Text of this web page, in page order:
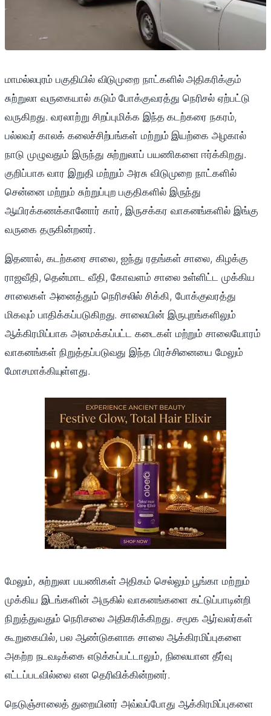
மாமல்லபுரம் பகுதியில் விடுமுறை நாட்களில் அதிகரிக்கும்
சுற்றுலா வருகையால் கடும் போக்குவரத்து நெரிசல் ஏற்பட்டு
வருகிறது. வரலாற்று சிறப்புமிக்க இந்த கடற்கரை நகரம்,
பல்லவர் காலக் கலைச்சிற்பங்கள் மற்றும் இயற்கை அழகால்
நாடு முழுவதும் இருந்து சுற்றுலாப் பயணிகளை ஈர்க்கிறது.
குறிப்பாக வார இறுதி மற்றும் அரசு விடுமுறை நாட்களில்
சென்னை மற்றும் சுற்றுப்புற பகுதிகளில் இருந்து
ஆயிரக்கணக்கானோர் கார், இருசக்கர வாகனங்களில் இங்கு
வருகை தருகின்றனர்.
இதனால், கடற்கரை சாலை, ஐந்து ரதங்கள் சாலை, கிழக்கு
ராஜவீதி, தென்மாட வீதி, கோவளம் சாலை உள்ளிட்ட முக்கிய
சாலைகள் அனைத்தும் நெரிசலில் சிக்கி, போக்குவரத்து
மிகவும் பாதிக்கப்படுகிறது. சாலையின் இருபுறங்களிலும்
ஆக்கிரமிப்பாக அமைக்கப்பட்ட கடைகள் மற்றும் சாலையோரம்
வாகனங்கள் நிறுத்தப்படுவது இந்த பிரச்சினையை மேலும்
மோசமாக்கியுள்ளது.
மேலும், சுற்றுலா பயணிகள் அதிகம் செல்லும் பூங்கா மற்றும்
முக்கிய இடங்களின் அருகில் வாகனங்களை கட்டுப்பாடின்றி
நிறுத்துவதும் நெரிசலை அதிகரிக்கிறது. சமூக ஆர்வலர்கள்
கூறுகையில், பல ஆண்டுகளாக சாலை ஆக்கிரமிப்புகளை
அகற்ற நடவடிக்கை எடுக்கப்பட்டாலும், நிலையான தீர்வு
எட்டப்படவில்லை என தெரிவிக்கின்றனர்.
நெடுஞ்சாலைத் துறையினர் அவ்வப்போது ஆக்கிரமிப்புகளை